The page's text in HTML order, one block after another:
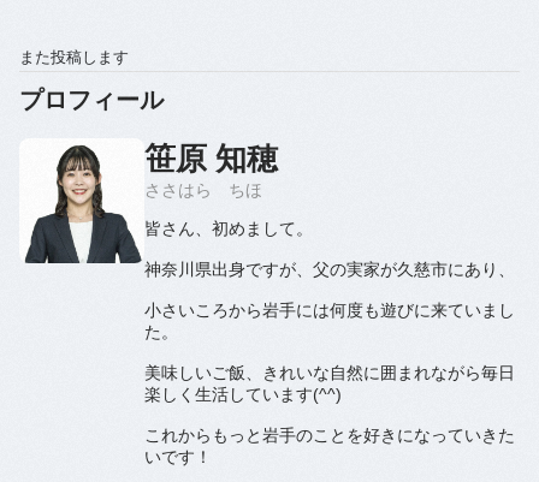
また投稿します
プロフィール
ささはら ちほ
笹原 知穂
皆さん、初めまして。
神奈川県出身ですが、父の実家が久慈市にあり、
小さいころから岩手には何度も遊びに来ていまし
た。
美味しいご飯、きれいな自然に囲まれながら毎日
楽しく生活しています(^^)
これからもっと岩手のことを好きになっていきた
いです！